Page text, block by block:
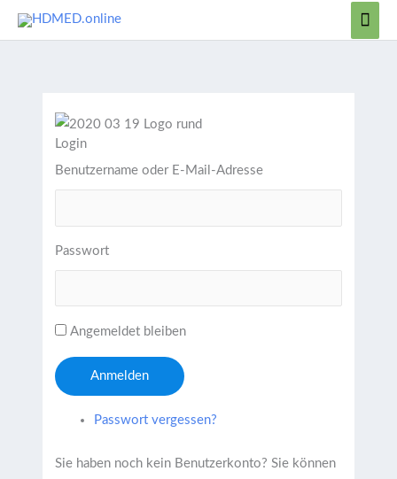
Zum
Login
Benutzername oder E-Mail-Adresse
Passwort
Angemeldet bleiben
Anmelden
Passwort vergessen?
Sie haben noch kein Benutzerkonto? Sie können